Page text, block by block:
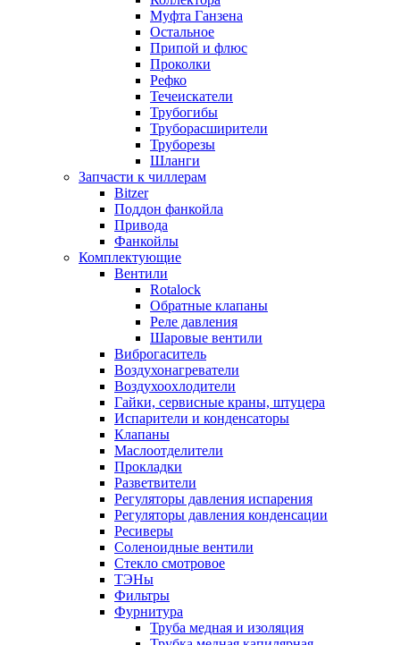
Муфта Ганзена
Остальное
Припой и флюс
Проколки
Рефко
Течеискатели
Трубогибы
Труборасширители
Труборезы
Шланги
Запчасти к чиллерам
Bitzer
Поддон фанкойла
Привода
Фанкойлы
Комплектующие
Вентили
Rotalock
Обратные клапаны
Реле давления
Шаровые вентили
Виброгаситель
Воздухонагреватели
Воздухоохлодители
Гайки, сервисные краны, штуцера
Испарители и конденсаторы
Клапаны
Маслоотделители
Прокладки
Разветвители
Регуляторы давления испарения
Регуляторы давления конденсации
Ресиверы
Соленоидные вентили
Стекло смотровое
ТЭНы
Фильтры
Фурнитура
Труба медная и изоляция